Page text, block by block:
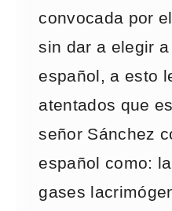
convocada por
sin dar a elegir
español, a esto
atentados que
señor Sánchez
español como:
gases